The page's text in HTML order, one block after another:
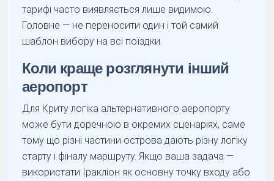
тарифі часто виявляється лише видимою.
Головне — не переносити один і той самий
шаблон вибору на всі поїздки.
Коли краще розглянути інший
аеропорт
Для Криту логіка альтернативного аеропорту
може бути доречною в окремих сценаріях, саме
тому що різні частини острова дають різну логіку
старту і фіналу маршруту. Якщо ваша задача —
використати Іракліон як основну точку входу або